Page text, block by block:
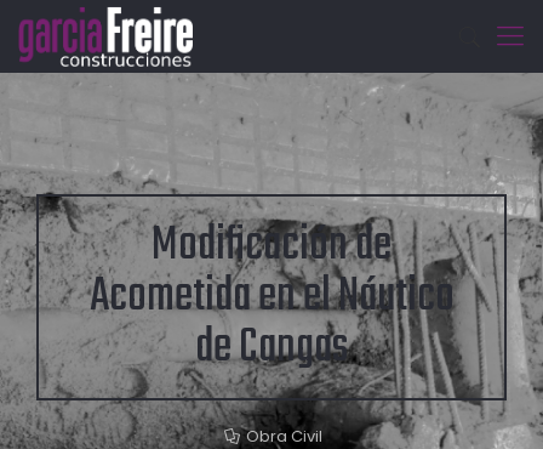
Modificación de
Acometida en el Náutico
de Cangas
Obra Civil